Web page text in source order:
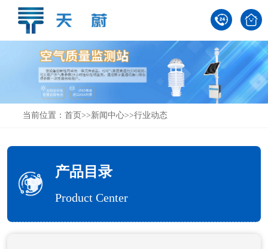
当前位置： 首页 >>新闻中心>>行业动态
产品目录
Product Center